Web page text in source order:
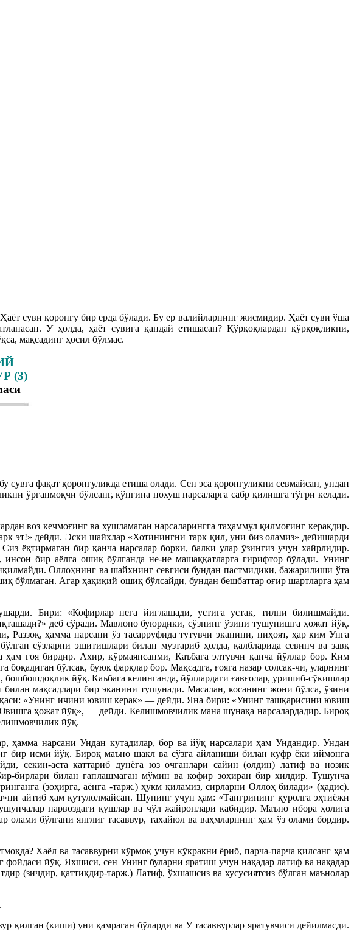
суви қоронғу бир ерда бўлади. Бу ер валийларнинг жисмидир. Ҳаёт суви ўша
У ҳолда, ҳаёт сувига қандай етишасан? Қўрқоқлардан қўрқоқликни,
мақсадинг ҳосил бўлмас.
(3)
фақат қоронғуликда етиша олади. Сен эса қоронғуликни севмайсан, ундан
ўрганмоқчи бўлсанг, кўпгина нохуш нарсаларга сабр қилишга тўғри келади.
воз кечмоғинг ва хушламаган нарсаларингга таҳаммул қилмоғинг керакдир.
эт!» дейди. Эски шайхлар «Хотинингни тарк қил, уни биз оламиз» дейишарди
ёқтирмаган бир қанча нарсалар борки, балки улар ўзингиз учун хайрлидир.
бир аёлга ошиқ бўлганда не-не машаққатларга гирифтор бўлади. Унинг
Оллоҳнинг ва шайхнинг севгиси бундан пастмидики, бажарилиши ўта
бўлмаган. Агар ҳақиқий ошиқ бўлсайди, бундан бешбаттар оғир шартларга ҳам
Бири: «Кофирлар нега йиғлашади, устига устак, тилни билишмайди.
деб сўради. Мавлоно буюрдики, сўзнинг ўзини тушунишга ҳожат йўқ.
ҳамма нарсани ўз тасарруфида тутувчи эканини, ниҳоят, ҳар ким Унга
сўзларни эшитишлари билан музтариб ҳолда, қалбларида севинч ва завқ
ҳам ғоя бирдир. Ахир, кўрмаяпсанми, Каъбага элтувчи қанча йўллар бор. Ким
бўлсак, буюк фарқлар бор. Мақсадга, ғояга назар солсак-чи, уларнинг
йўқ. Каъбага келинганда, йўллардаги ғавғолар, уришиб-сўкишлар
мақсадлари бир эканини тушунади. Масалан, косанинг жони бўлса, ўзини
«Унинг ичини ювиш керак» — дейди. Яна бири: «Унинг ташқарисини ювиш
ҳожат йўқ», — дейди. Келишмовчилик мана шунақа нарсалардадир. Бироқ
йўқ.
ҳамма нарсани Ундан кутадилар, бор ва йўқ нарсалари ҳам Ундандир. Ундан
бир исми йўқ. Бироқ маъно шакл ва сўзга айланиши билан куфр ёки иймонга
секин-аста каттариб дунёга юз очганлари сайин (олдин) латиф ва нозик
бирлари билан гаплашмаган мўмин ва кофир зоҳиран бир хилдир. Тушунча
(зоҳирга, аёнга -тарж.) ҳукм қиламиз, сирларни Оллоҳ билади» (ҳадис).
айтиб ҳам қутулолмайсан. Шунинг учун ҳам: «Тангрининг қуролга эҳтиёжи
парвоздаги қушлар ва чўл жайронлари кабидир. Маъно ибора ҳолига
бўлгани янглиғ тасаввур, тахайюл ва ваҳмларнинг ҳам ўз олами бордир.
Хаёл ва тасаввурни кўрмоқ учун кўкракни ёриб, парча-парча қилсанг ҳам
йўқ. Яхшиси, сен Унинг буларни яратиш учун нақадар латиф ва нақадар
(зичдир, қаттиқдир-тарж.) Латиф, ўхшашсиз ва хусусиятсиз бўлган маънолар
қилган (киши) уни қамраган бўларди ва У тасаввурлар яратувчиси дейилмасди.